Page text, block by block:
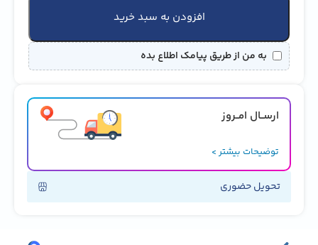
افزودن به سبد خرید
به من از طریق پیامک اطلاع بده
ارســال امــروز
توضیحات بیشتر >
تحویل حضوری